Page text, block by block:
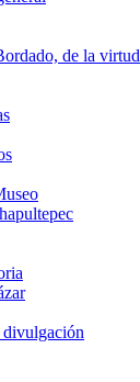
de la virtud
divulgación